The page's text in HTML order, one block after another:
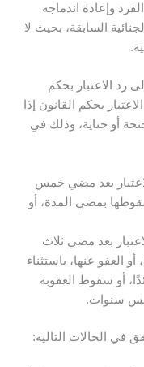
وإعادة اندماجه
السابقة، بحيث لا
رد الاعتبار بحكم
بحكم القانون إذا
أو جناية، وذلك في
بعد مضي خمس
بمضي المدة، أو
بعد مضي ثلاث
العفو عنها، باستثناء
أو سقوط العقوبة
سنوات.
في الحالات التالية: